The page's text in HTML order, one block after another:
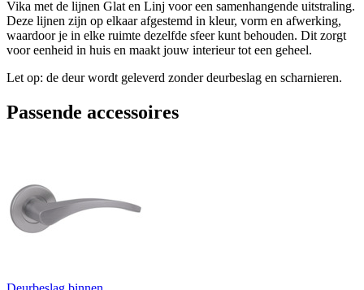
Vika met de lijnen Glat en Linj voor een samenhangende uitstraling.
Deze lijnen zijn op elkaar afgestemd in kleur, vorm en afwerking,
waardoor je in elke ruimte dezelfde sfeer kunt behouden. Dit zorgt
voor eenheid in huis en maakt jouw interieur tot een geheel.
Let op: de deur wordt geleverd zonder deurbeslag en scharnieren.
Passende accessoires